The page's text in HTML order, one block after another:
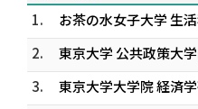
1.
お茶の水女子大学 生
2.
東京大学 公共政策大
3.
東京大学大学院 経済